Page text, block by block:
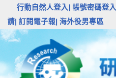
行動自然人登入| 帳號密碼登入|
請| 訂閱電子報| 海外役男專區